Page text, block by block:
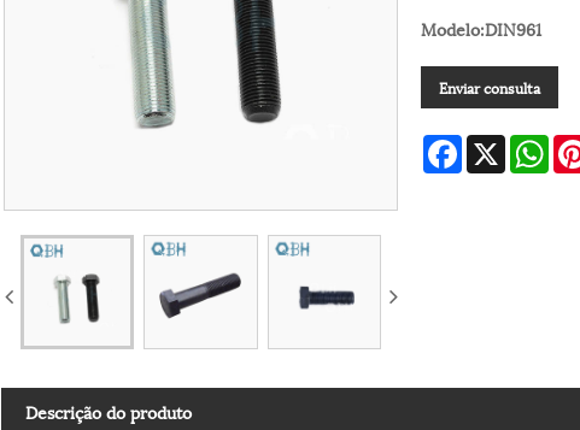
Modelo:DIN961
Enviar consulta
Facebook
X
Descrição do produto